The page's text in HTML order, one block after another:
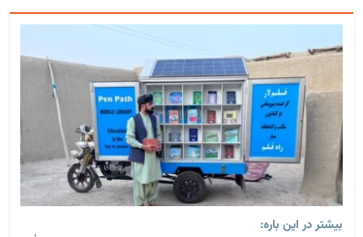
بیشتر در این باره: